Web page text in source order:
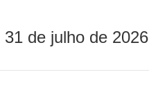
de julho de 2026